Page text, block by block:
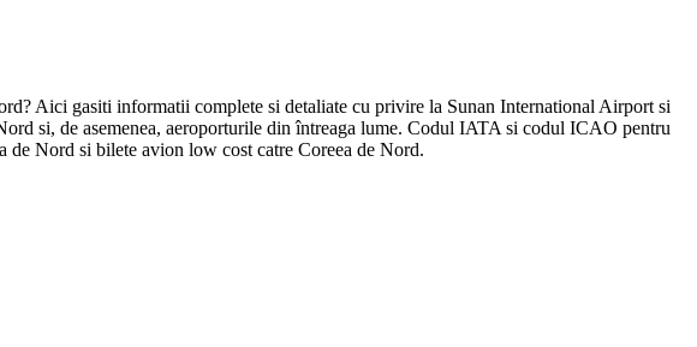
Aici gasiti informatii complete si detaliate cu privire la Sunan International Airport si
si, de asemenea, aeroporturile din întreaga lume. Codul IATA si codul ICAO pentru
Nord si bilete avion low cost catre Coreea de Nord.